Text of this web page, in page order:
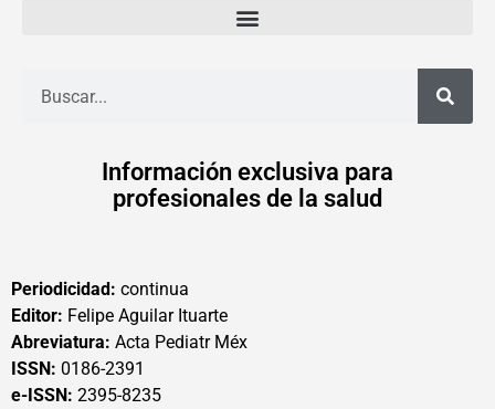
Información exclusiva para
profesionales de la salud
Periodicidad: continua
Editor: Felipe Aguilar Ituarte
Abreviatura: Acta Pediatr Méx
ISSN: 0186-2391
e-ISSN: 2395-8235